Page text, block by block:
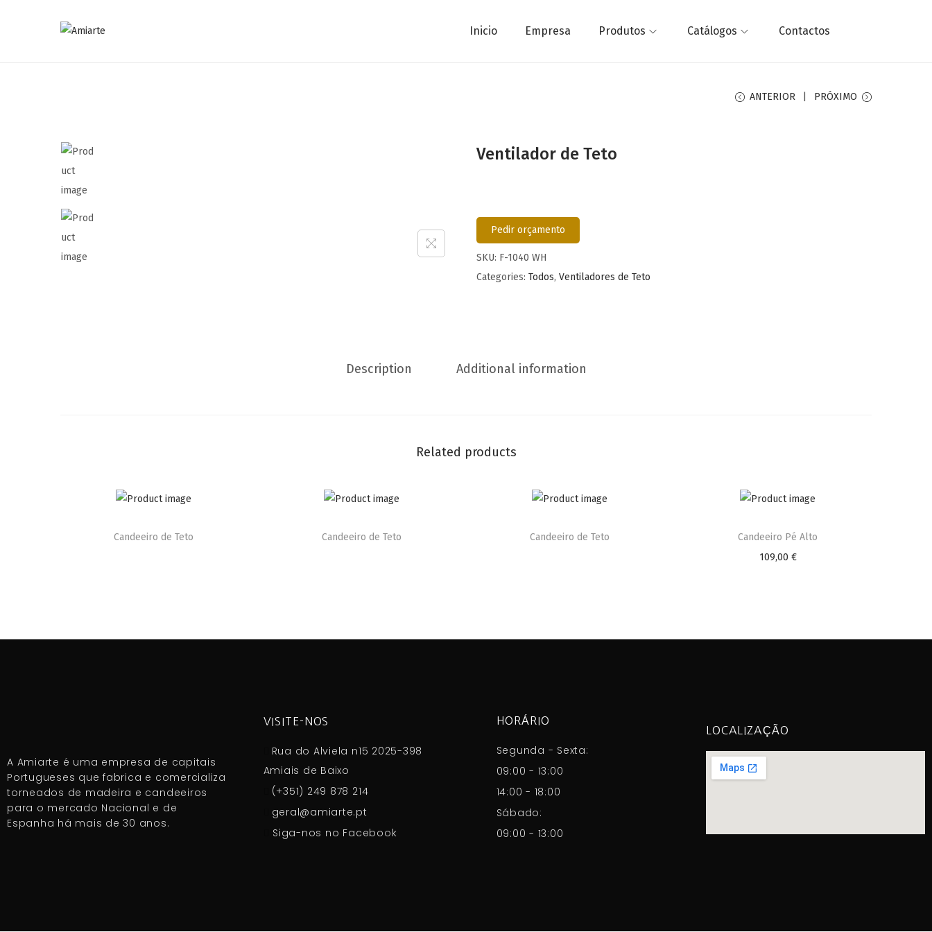
Inicio Empresa Produtos Catálogos Contactos
ANTERIOR PRÓXIMO
Ventilador de Teto
Pedir orçamento
SKU: F-1040 WH
Categories: Todos, Ventiladores de Teto
Description Additional information
Related products
Candeeiro de Teto Candeeiro de Teto Candeeiro de Teto
Candeeiro Pé Alto
109,00 €
A Amiarte é uma empresa de capitais
Portugueses que fabrica e comercializa
torneados de madeira e candeeiros
para o mercado Nacional e de
Espanha há mais de 30 anos.
VISITE-NOS
Rua do Alviela n15 2025-398
Amiais de Baixo
(+351) 249 878 214
geral@amiarte.pt
Siga-nos no Facebook
HORÁRIO
Segunda - Sexta:
09:00 - 13:00
14:00 - 18:00
Sábado:
09:00 - 13:00
LOCALIZAÇÃO